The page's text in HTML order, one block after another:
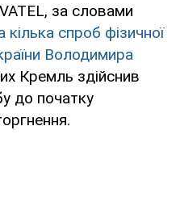
за словами
кілька спроб фізичної
Володимира
Кремль здійснив
до початку